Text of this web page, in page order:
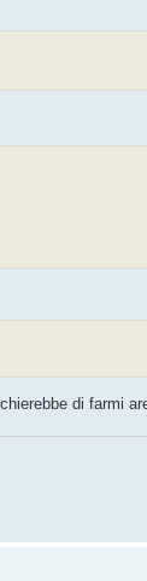
di farmi